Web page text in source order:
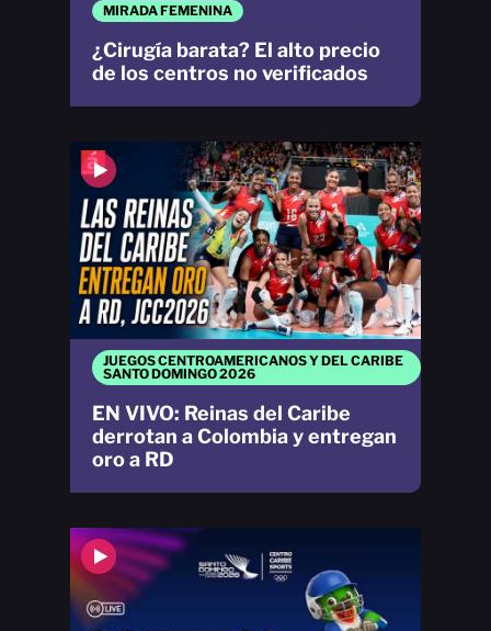
JUEGOS CENTROAMERICANOS Y DEL CARIBE
SANTO DOMINGO 2026
EN VIVO: Reinas del Caribe
derrotan a Colombia y entregan
oro a RD
MIRADA FEMENINA
¿Cirugía barata? El alto precio
de los centros no verificados